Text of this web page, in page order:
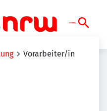
Vorarbeiter/in